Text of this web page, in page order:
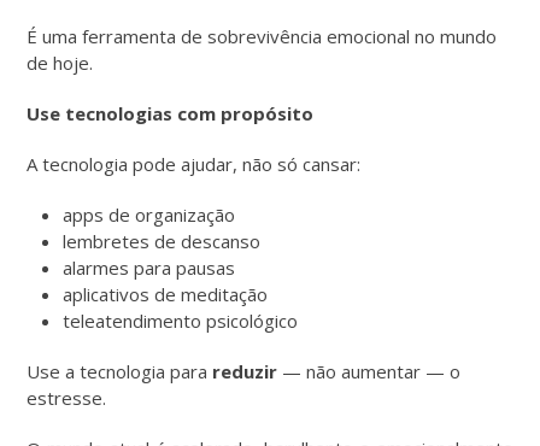
É uma ferramenta de sobrevivência emocional no mundo
de hoje.
Use tecnologias com propósito
A tecnologia pode ajudar, não só cansar:
apps de organização
lembretes de descanso
alarmes para pausas
aplicativos de meditação
teleatendimento psicológico
Use a tecnologia para reduzir — não aumentar — o
estresse.